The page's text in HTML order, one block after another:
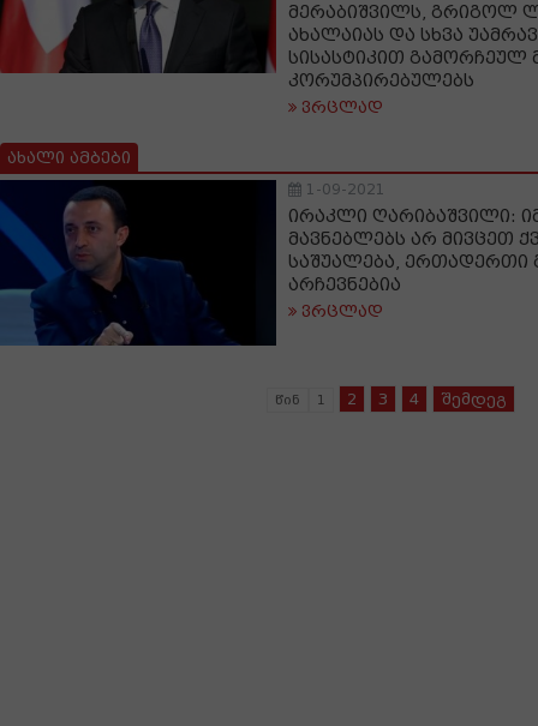
მერაბიშვილს, გრიგოლ
ახალაიას და სხვა
სისასტიკით გამორჩეულ
კორუმპირებულებს
ვრცლად
ახალი ამბები
1-09-2021
ირაკლი ღარიბაშვილი:
მავნებლებს არ მივცეთ
საშუალება, ერთადერთი
არჩევნებია
ვრცლად
წინ 1 2 3 4 შემდეგ